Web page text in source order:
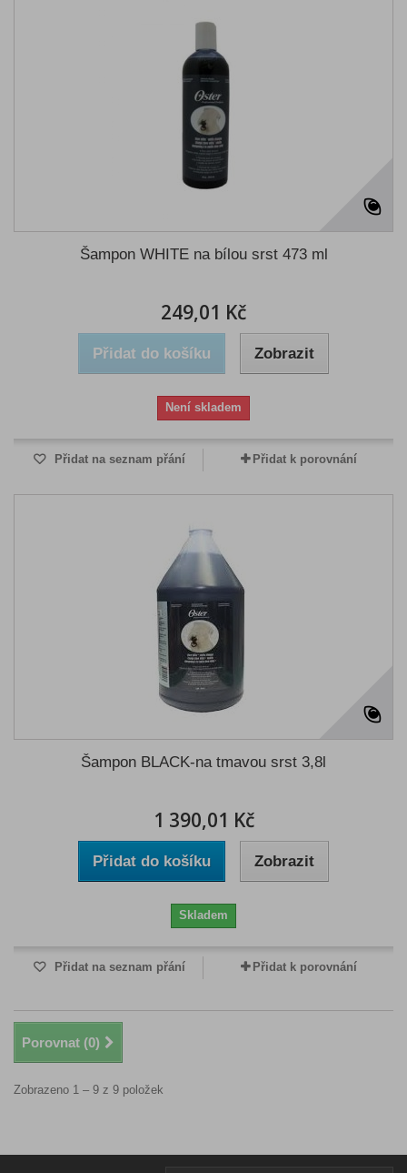
Šampon WHITE na bílou srst 473 ml
249,01 Kč
Přidat do košíku Zobrazit
Není skladem
Přidat na seznam přání Přidat k porovnání
Šampon BLACK-na tmavou srst 3,8l
1 390,01 Kč
Přidat do košíku Zobrazit
Skladem
Přidat na seznam přání Přidat k porovnání
Porovnat (0)
Zobrazeno 1 – 9 z 9 položek